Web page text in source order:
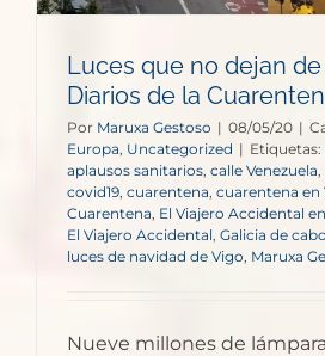
Luces que no dejan de
Diarios de la
Por Maruxa Gestoso | 08/05/20 |
Europa Uncategorized | Etiquetas:
aplausos sanitarios calle Venezuela
covid19 cuarentena cuarentena en
Cuarentena El Viajero Accidental
El Viajero Accidental, Galicia de
luces de navidad de Vigo Maruxa
Nueve millones de